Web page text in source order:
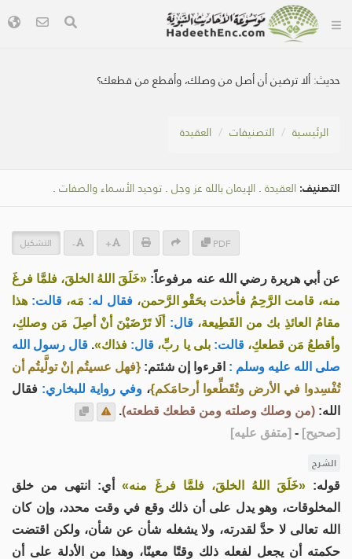
حديث:ألا ترضين أن أصل من وصلك، وأقطع من قطعك؟
الرئيسية التصنيفات العقيدة
التصنيف: العقيدة . الإيمان بالله عز وجل . توحيد الأسماء والصفات .
PDF
+
- التشكيل
عن أبي هريرة رضي الله عنه مرفوعاً: «خَلَقَ اللهُ الخلقَ، فلمَّا فرغَ
منه، قامت الرَّحِمُ فأخذت بحَقْو الرَّحمن، فقال له: مَه، قالت: هذا
مقامُ العائذِ بك من القَطِيعة، قال: ألَا تَرْضَيْنَ أنْ أصِلَ مَن وصلكِ،
وأقطعُ مَن قطعكِ، قالت: بلى يا ربِّ، قال: فذاك». قال رسول الله
صلى الله عليه وسلم : اقرءوا إن شئتم: {فهل عسيتُم إنْ تولَّيتُم أن
تُفْسِدوا في الأرض وتُقَطِّعوا أرحامَكم}، وفي رواية للبخاري: فقال
الله: (من وصلك وصلته ومن قطعك قطعته).
[صحيح]
-
[متفق عليه]
الشرح
قوله:«خَلَقَ اللهُ الخلقَ، فلمَّا فرغَ منه»أي: انتهى من خلق
المخلوقات، وهو يدل على أن ذلك وقع في وقت محدد، وإن كان
الله تعالى لا حدَّ لقدرته، ولا يشغله شأن عن شأن، ولكن اقتضت
حكمته أن يجعل لفعله ذلك وقتًا معينًا، وهذا من الأدلة على أن